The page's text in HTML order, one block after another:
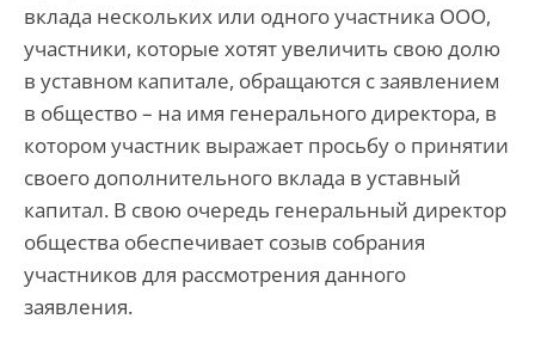
вклада нескольких или одного участника ООО,
участники, которые хотят увеличить свою долю
в уставном капитале, обращаются с заявлением
в общество – на имя генерального директора, в
котором участник выражает просьбу о принятии
своего дополнительного вклада в уставный
капитал. В свою очередь генеральный директор
общества обеспечивает созыв собрания
участников для рассмотрения данного
заявления.